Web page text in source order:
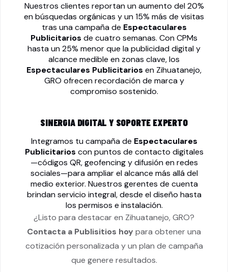
Nuestros clientes reportan un aumento del 20%
en búsquedas orgánicas y un 15% más de visitas
tras una campaña de Espectaculares
Publicitarios de cuatro semanas. Con CPMs
hasta un 25% menor que la publicidad digital y
alcance medible en zonas clave, los
Espectaculares Publicitarios en Zihuatanejo,
GRO ofrecen recordación de marca y
compromiso sostenido.
SINERGIA DIGITAL Y SOPORTE EXPERTO
Integramos tu campaña de Espectaculares
Publicitarios con puntos de contacto digitales
—códigos QR, geofencing y difusión en redes
sociales—para ampliar el alcance más allá del
medio exterior. Nuestros gerentes de cuenta
brindan servicio integral, desde el diseño hasta
los permisos e instalación.
¿Listo para destacar en Zihuatanejo, GRO?
Contacta a Publisitios hoy para obtener una
cotización personalizada y un plan de campaña
que genere resultados.